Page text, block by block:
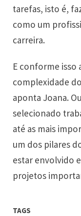
tarefas, isto é,
como um
carreira.
E conforme isso
complexidade
aponta Joana.
selecionado
até as mais
um dos pilares
estar envolvido
projetos
TAGS